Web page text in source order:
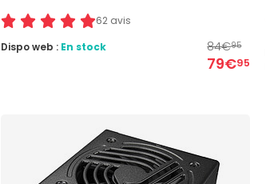
62 avis
84€95
79€95
Dispo web : En stock